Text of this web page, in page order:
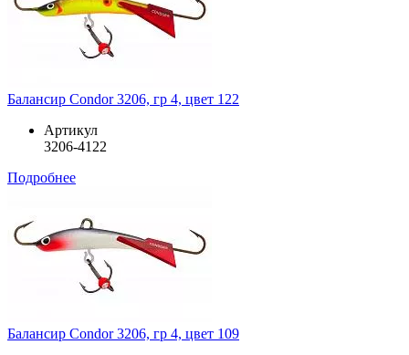
Балансир Condor 3206, гр 4, цвет 122
Артикул
3206-4122
Подробнее
Балансир Condor 3206, гр 4, цвет 109